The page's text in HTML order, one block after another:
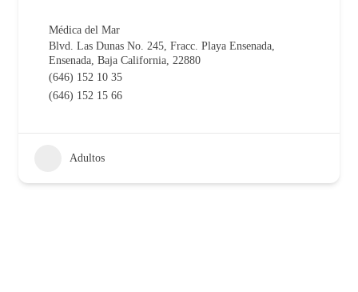
Médica del Mar
Blvd. Las Dunas No. 245, Fracc. Playa Ensenada,
Ensenada, Baja California, 22880
(646) 152 10 35
(646) 152 15 66
Adultos